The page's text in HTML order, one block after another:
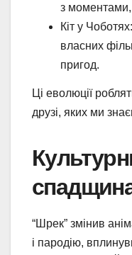
з моментами,
Кіт у
власних
пригод.
Ці еволюції
друзі, яких ми
“Шрек” змінив
і пародію,